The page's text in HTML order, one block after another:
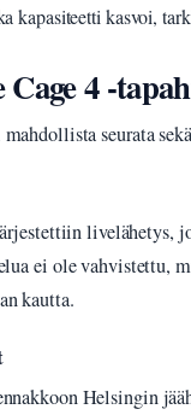
kapasiteetti kasvoi,
4 -
seurata
livelähetys,
ei ole vahvistettu,
kautta.
Helsingin